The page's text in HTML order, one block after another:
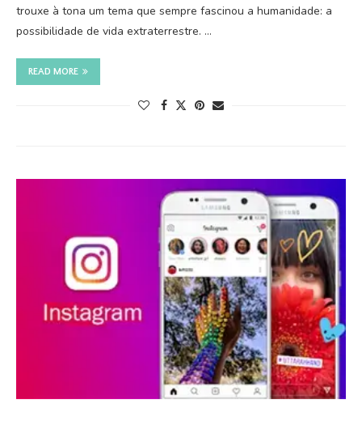
trouxe à tona um tema que sempre fascinou a humanidade: a
possibilidade de vida extraterrestre. …
READ MORE